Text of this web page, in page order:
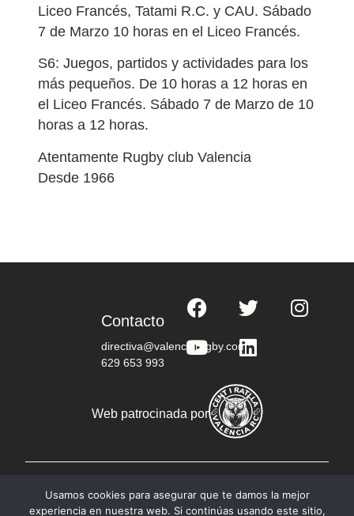
Liceo Francés, Tatami R.C. y CAU. Sábado
7 de Marzo 10 horas en el Liceo Francés.
S6: Juegos, partidos y actividades para los
más pequeños. De 10 horas a 12 horas en
el Liceo Francés. Sábado 7 de Marzo de 10
horas a 12 horas.
Atentamente Rugby club Valencia
Desde 1966
Contacto
directiva@valenciarugby.com
629 653 993
Web patrocinada por
reservados
Política de privacidad
Usamos cookies para asegurar que te damos la mejor
experiencia en nuestra web. Si continúas usando este sitio,